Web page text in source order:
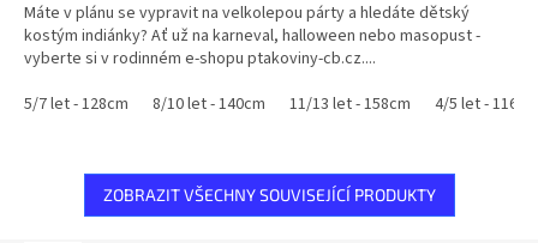
z
5
hvězdiček.
Máte v plánu se vypravit na velkolepou párty a hledáte dětský
kostým indiánky? Ať už na karneval, halloween nebo masopust -
vyberte si v rodinném e-shopu ptakoviny-cb.cz....
5/7 let - 128cm
8/10 let - 140cm 11/13 let - 158cm 4/5 let - 116cm
ZOBRAZIT VŠECHNY SOUVISEJÍCÍ PRODUKTY